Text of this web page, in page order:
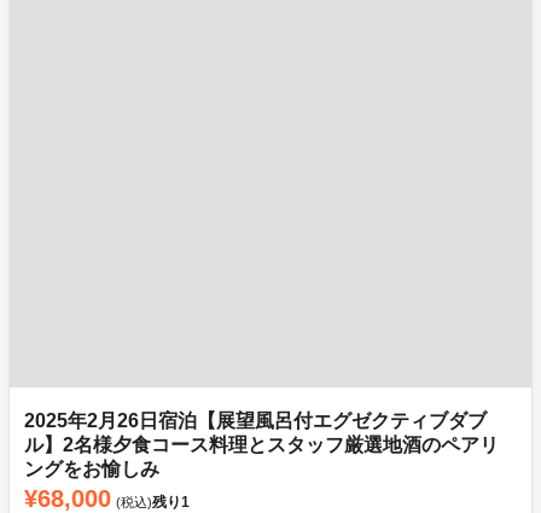
2025年2月26日宿泊【展望風呂付エグゼクティブダブ
ル】2名様夕食コース料理とスタッフ厳選地酒のペアリ
ングをお愉しみ
¥68,000 (税込)残り1